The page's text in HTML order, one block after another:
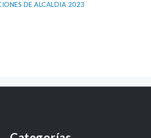
DE ALCALDIA 2023